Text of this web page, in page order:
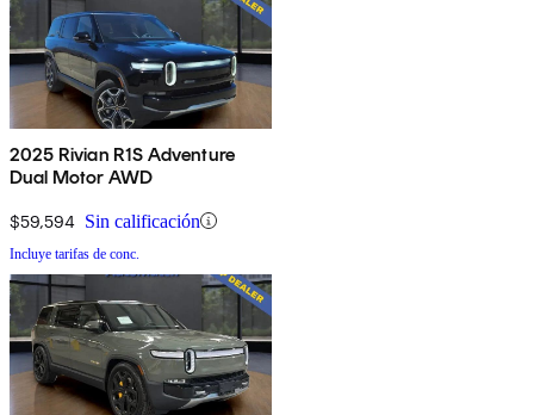
2025 Rivian R1S Adventure
Dual Motor AWD
$59,594 Sin calificación
Incluye tarifas de conc.